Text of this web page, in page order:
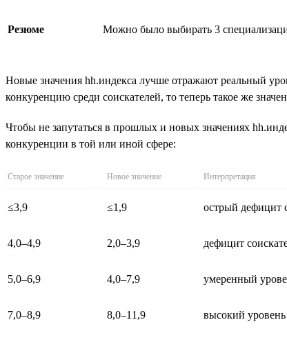
Резюме Можно было выбирать 3
Новые значения hh.индекса лучше отражают реальный
конкуренцию среди соискателей, то теперь такое же
Чтобы не запутаться в прошлых и новых значениях
конкуренции в той или иной сфере:
Старое значение Новое значение Интерпретация
≤3,9 ≤1,9 острый дефицит
4,0–4,9 2,0–3,9 дефицит
5,0–6,9 4,0–7,9 умеренный
7,0–8,9 8,0–11,9 высокий уровень